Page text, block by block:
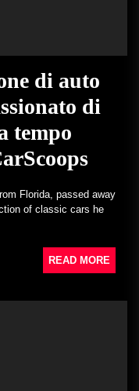
di auto
di
tempo
Florida, passed away
of classic cars he
READ MORE